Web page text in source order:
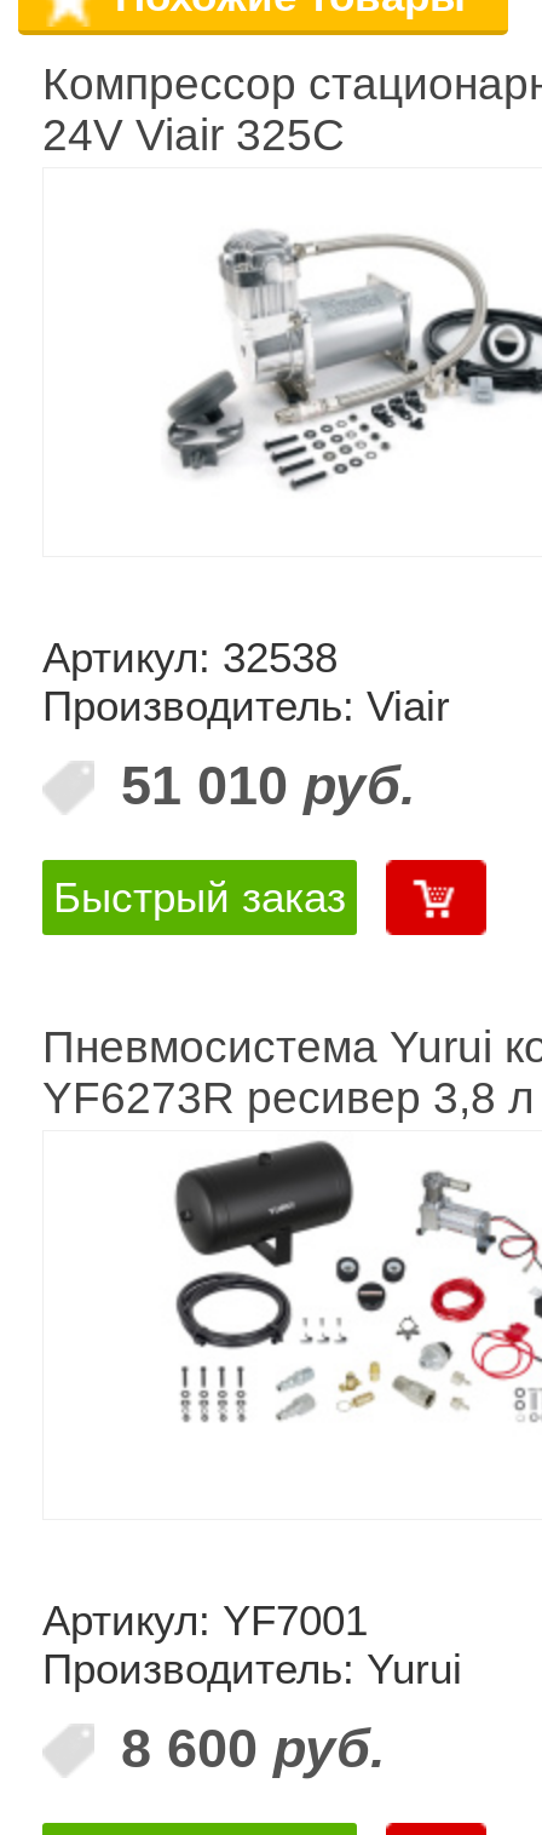
Компрессор
24V Viair 325C
Артикул: 32538
Производитель: Viair
51 010 руб.
Быстрый заказ
Пневмосистема Yurui
YF6273R ресивер 3,8
Артикул: YF7001
Производитель: Yurui
8 600 руб.